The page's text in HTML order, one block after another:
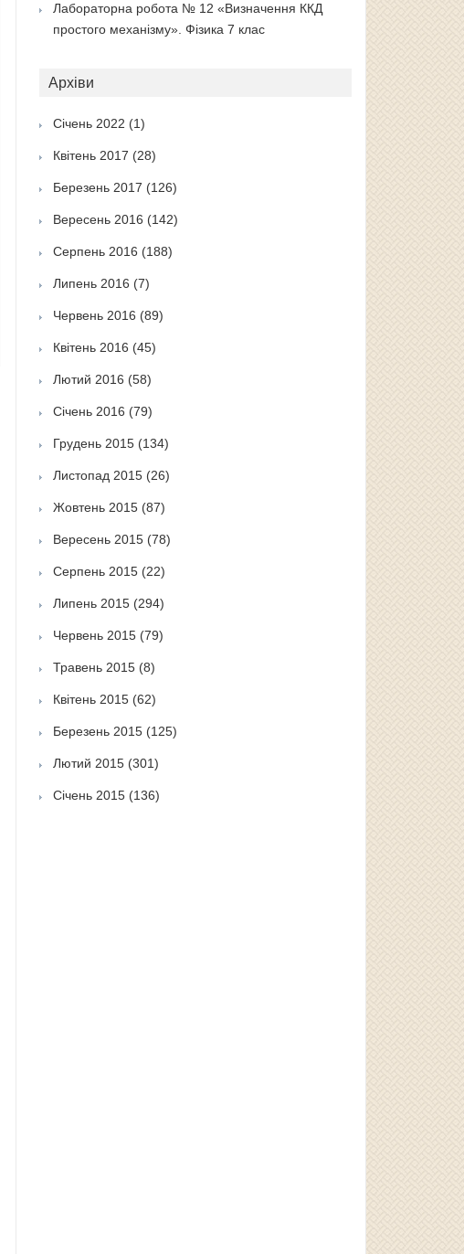
Лабораторна робота № 12 «Визначення ККД
простого механізму». Фізика 7 клас
Архіви
Січень 2022 (1)
Квітень 2017 (28)
Березень 2017 (126)
Вересень 2016 (142)
Серпень 2016 (188)
Липень 2016 (7)
Червень 2016 (89)
Квітень 2016 (45)
Лютий 2016 (58)
Січень 2016 (79)
Грудень 2015(134)
Листопад 2015(26)
Жовтень 2015(87)
Вересень 2015(78)
Серпень 2015(22)
Липень 2015(294)
Червень 2015(79)
Травень 2015(8)
Квітень 2015(62)
Березень 2015(125)
Лютий 2015(301)
Січень 2015(136)